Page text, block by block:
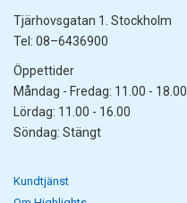
Tjärhovsgatan 1. Stockholm
Tel: 08–6436900
Öppettider
Måndag - Fredag: 11.00 - 18.00
Lördag: 11.00 - 16.00
Söndag: Stängt
Kundtjänst